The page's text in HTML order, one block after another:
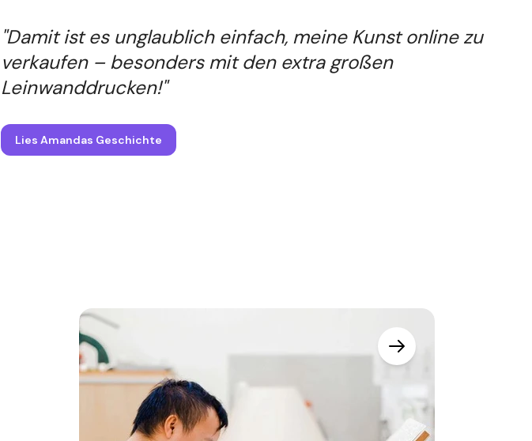
"Damit ist es unglaublich einfach, meine Kunst online zu
verkaufen – besonders mit den extra großen
Leinwanddrucken!"
Lies Amandas Geschichte